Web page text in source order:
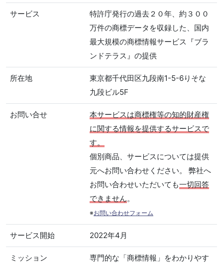
サービス
特許庁発行の過去２０年、約３００
万件の商標データを収録した、国内
最大規模の商標情報サービス『ブラ
ンドテラス』の提供
所在地
東京都千代田区九段南1-5-6りそな
九段ビル5F
お問い合せ
本サービスは商標権等の知的財産権
に関する情報を提供するサービスで
す。
個別商品、サービスについては提供
元へお問い合わせください。 弊社へ
お問い合わせいただいても一切回答
できません。
※お問い合わせフォーム
サービス開始 2022年4月
ミッション
専門的な「商標情報」をわかりやす